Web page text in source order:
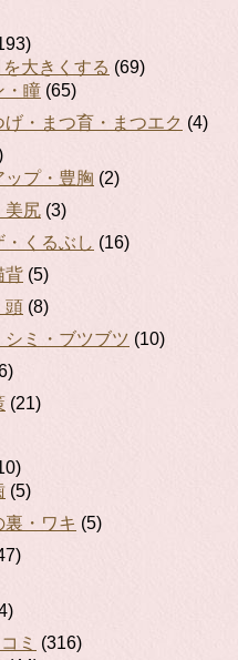
大きくする (69)
・瞳 (65)
げ・まつ育・まつエク (4)
ップ・豊胸 (2)
美尻 (3)
・くるぶし (16)
背 (5)
頭 (8)
シミ・ブツブツ (10)
(21)
(5)
裏・ワキ (5)
ミ (316)